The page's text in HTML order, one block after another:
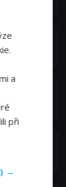
a
při
→